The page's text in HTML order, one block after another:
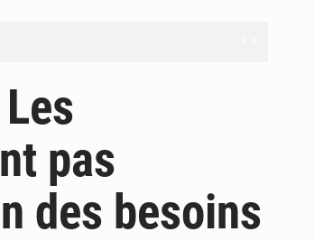
économiste
du fret sahélien
sa double couronne à Abidjan
pas
des besoins